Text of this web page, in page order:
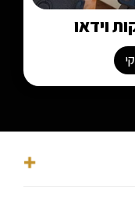
וידאו